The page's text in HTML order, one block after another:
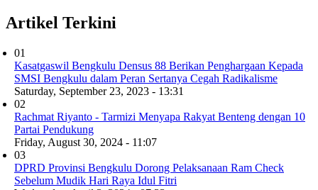
Artikel Terkini
01
Kasatgaswil Bengkulu Densus 88 Berikan Penghargaan Kepada
SMSI Bengkulu dalam Peran Sertanya Cegah Radikalisme
Saturday, September 23, 2023 - 13:31
02
Rachmat Riyanto - Tarmizi Menyapa Rakyat Benteng dengan 10
Partai Pendukung
Friday, August 30, 2024 - 11:07
03
DPRD Provinsi Bengkulu Dorong Pelaksanaan Ram Check
Sebelum Mudik Hari Raya Idul Fitri